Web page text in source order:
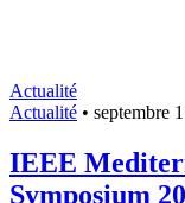
Actualité
Actualité • septembre
IEEE
Symposium